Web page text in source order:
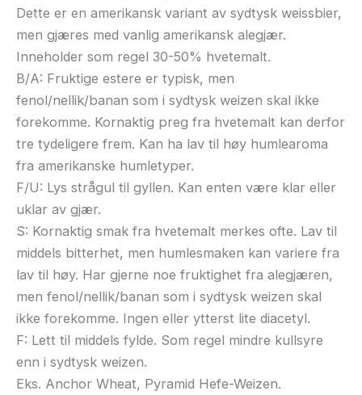
Dette er en amerikansk variant av sydtysk weissbier,
men gjæres med vanlig amerikansk alegjær.
Inneholder som regel 30-50% hvetemalt.
B/A: Fruktige estere er typisk, men
fenol/nellik/banan som i sydtysk weizen skal ikke
forekomme. Kornaktig preg fra hvetemalt kan derfor
tre tydeligere frem. Kan ha lav til høy humlearoma
fra amerikanske humletyper.
F/U: Lys strågul til gyllen. Kan enten være klar eller
uklar av gjær.
S: Kornaktig smak fra hvetemalt merkes ofte. Lav til
middels bitterhet, men humlesmaken kan variere fra
lav til høy. Har gjerne noe fruktighet fra alegjæren,
men fenol/nellik/banan som i sydtysk weizen skal
ikke forekomme. Ingen eller ytterst lite diacetyl.
F: Lett til middels fylde. Som regel mindre kullsyre
enn i sydtysk weizen.
Eks. Anchor Wheat, Pyramid Hefe-Weizen.